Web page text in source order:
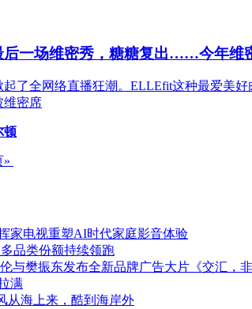
一场维密秀，糖糖复出……今年维
了全网络直播狂潮。ELLEfit这种最爱美
维密席
顿
»
家电视重塑AI时代家庭影音体验
品类份额持续领跑
与樊振东发布全新品牌广告大片《交汇，非
满
海上来，酷到海岸外